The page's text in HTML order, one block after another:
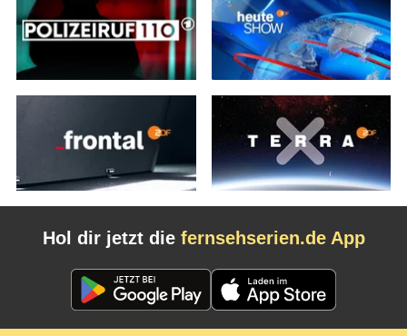
Hol dir jetzt die fernsehserien.de App